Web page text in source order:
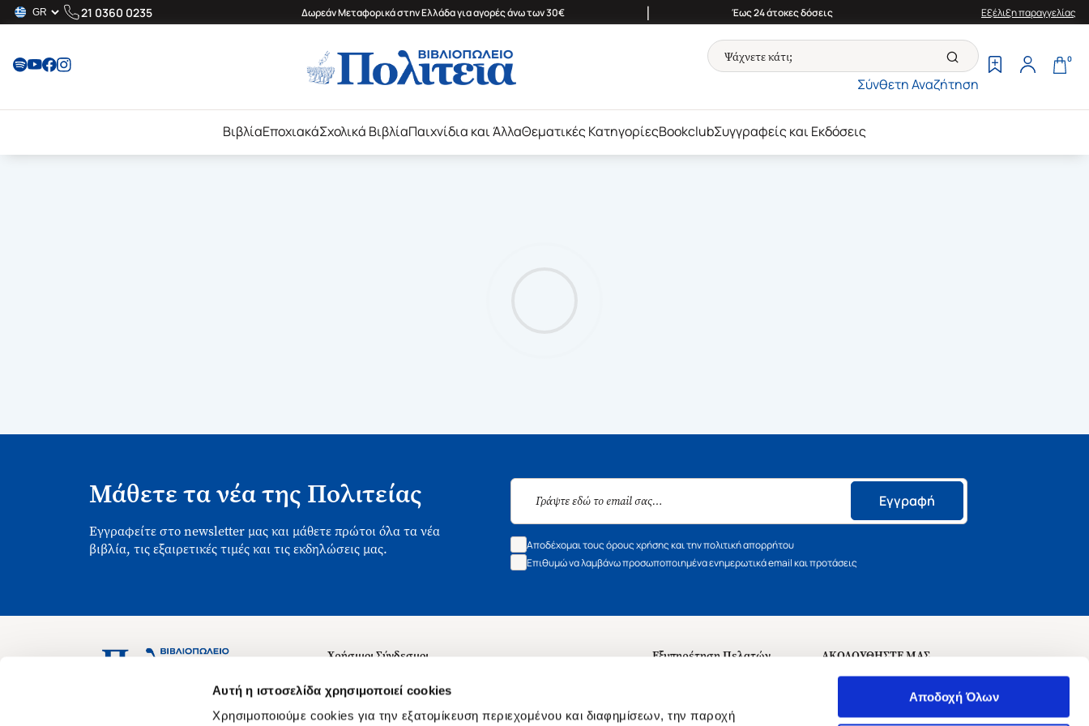
Αυτή η ιστοσελίδα χρησιμοποιεί cookies
Χρησιμοποιούμε cookies για την εξατομίκευση περιεχομένου και διαφημίσεων, την παροχή
Αποδοχή Όλων
21 0360 0235 Δωρεάν Μεταφορικά στην Ελλάδα για αγορές άνω των 30€ | Έως 24 άτοκες δόσεις Εξέλιξη παραγγελίας
Σύνθετη Αναζήτηση
0
ΒιβλίαΕποχιακάΣχολικά ΒιβλίαΠαιχνίδια και ΆλλαΘεματικές ΚατηγορίεςBookclubΣυγγραφείς και Εκδόσεις
Μάθετε τα νέα της Πολιτείας
Εγγραφείτε στο newsletter μας και μάθετε πρώτοι όλα τα νέα
βιβλία, τις εξαιρετικές τιμές και τις εκδηλώσεις μας.
Εγγραφή
Αποδέχομαι τους όρους χρήσης και την πολιτική απορρήτου
Επιθυμώ να λαμβάνω προσωποποιημένα ενημερωτικά email και προτάσεις
Ασκληπιού 1-3, Αθήνα 106 79
Χρήσιμοι Σύνδεσμοι
Σχετικά με εμάς
Θέσεις Εργασίας
Εξυπηρέτηση Πελατών
ΑΚΟΛΟΥΘΗΣΤΕ ΜΑΣ